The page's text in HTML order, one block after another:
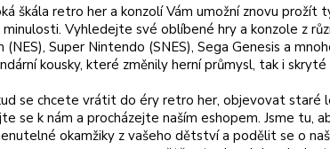
škála retro her a konzolí Vám umožní znovu
minulosti. Vyhledejte své oblíbené hry a konzole z
(NES), Super Nintendo (SNES), Sega Genesis a
kousky, které změnily herní průmysl, tak i
se chcete vrátit do éry retro her, objevovat staré
se k nám a procházejte naším eshopem. Jsme tu,
okamžiky z vašeho dětství a podělit se o